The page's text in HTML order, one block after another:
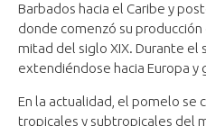
Barbados hacia el Caribe y
donde comenzó su
mitad del siglo XIX. Durante el
extendiéndose hacia Europa y
En la actualidad, el pomelo se
tropicales y subtropicales del